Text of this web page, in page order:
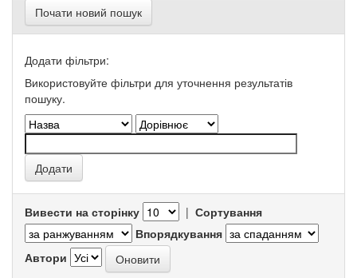
Почати новий пошук
Додати фільтри:
Використовуйте фільтри для уточнення результатів
пошуку.
Вивести на сторінку | Сортування
Впорядкування
Автори